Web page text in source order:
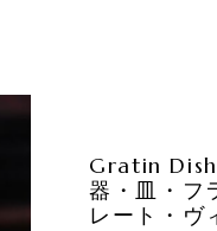
Gratin
器・皿・フ
レート・ヴ